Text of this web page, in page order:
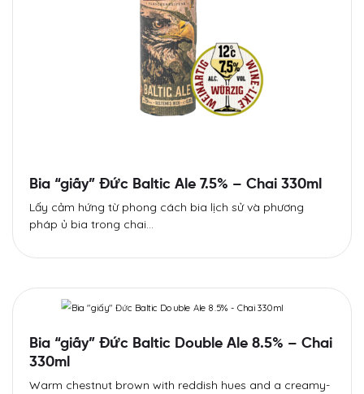
Bia “giấy” Đức Baltic Ale 7.5% – Chai 330ml
Lấy cảm hứng từ phong cách bia lịch sử và phương
pháp ủ bia trong chai…
Bia “giấy” Đức Baltic Double Ale 8.5% – Chai
330ml
Warm chestnut brown with reddish hues and a creamy-